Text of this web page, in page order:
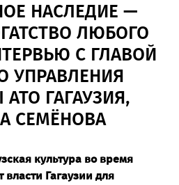
НАСЛЕДИЕ —
ЛЮБОГО
C ГЛАВОЙ
УПРАВЛЕНИЯ
ГАГАУЗИЯ,
СЕМЁНОВА
культура во время
Гагаузии для